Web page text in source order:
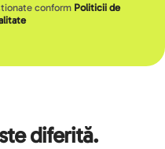
conform Politicii de
diferită.